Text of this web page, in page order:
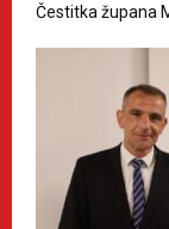
Čestitka župana